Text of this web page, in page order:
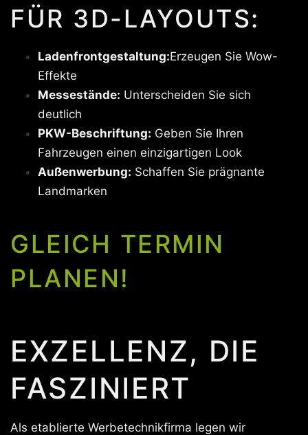
FÜR 3D-LAYOUTS:
Ladenfrontgestaltung:Erzeugen Sie Wow-
Effekte
Messestände: Unterscheiden Sie sich
deutlich
PKW-Beschriftung: Geben Sie Ihren
Fahrzeugen einen einzigartigen Look
Außenwerbung: Schaffen Sie prägnante
Landmarken
GLEICH TERMIN
PLANEN!
EXZELLENZ, DIE
FASZINIERT
Als etablierte Werbetechnikfirma legen wir